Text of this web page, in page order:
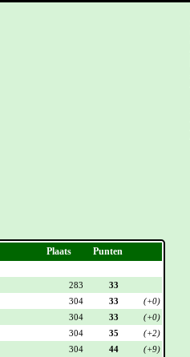
Plaats Punten
283
33
304 33
(+0)
304 33
(+0)
304 35
(+2)
304 44
(+9)